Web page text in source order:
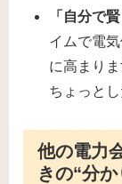
「自分で
イムで電
に高まり
ちょっと
他の電力
きの“分